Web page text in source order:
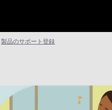
製品のサポート登録